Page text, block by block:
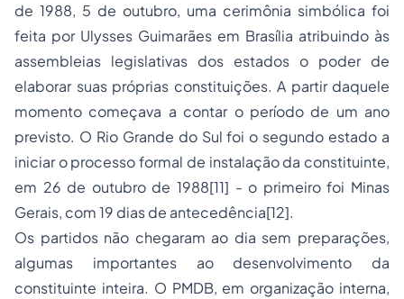
de 1988, 5 de outubro, uma cerimônia simbólica foi
feita por Ulysses Guimarães em Brasília atribuindo às
assembleias legislativas dos estados o poder de
elaborar suas próprias constituições. A partir daquele
momento começava a contar o período de um ano
previsto. O Rio Grande do Sul foi o segundo estado a
iniciar o processo formal de instalação da constituinte,
em 26 de outubro de 1988[11] - o primeiro foi Minas
Gerais, com 19 dias de antecedência[12].
Os partidos não chegaram ao dia sem preparações,
algumas importantes ao desenvolvimento da
constituinte inteira. O PMDB, em organização interna,